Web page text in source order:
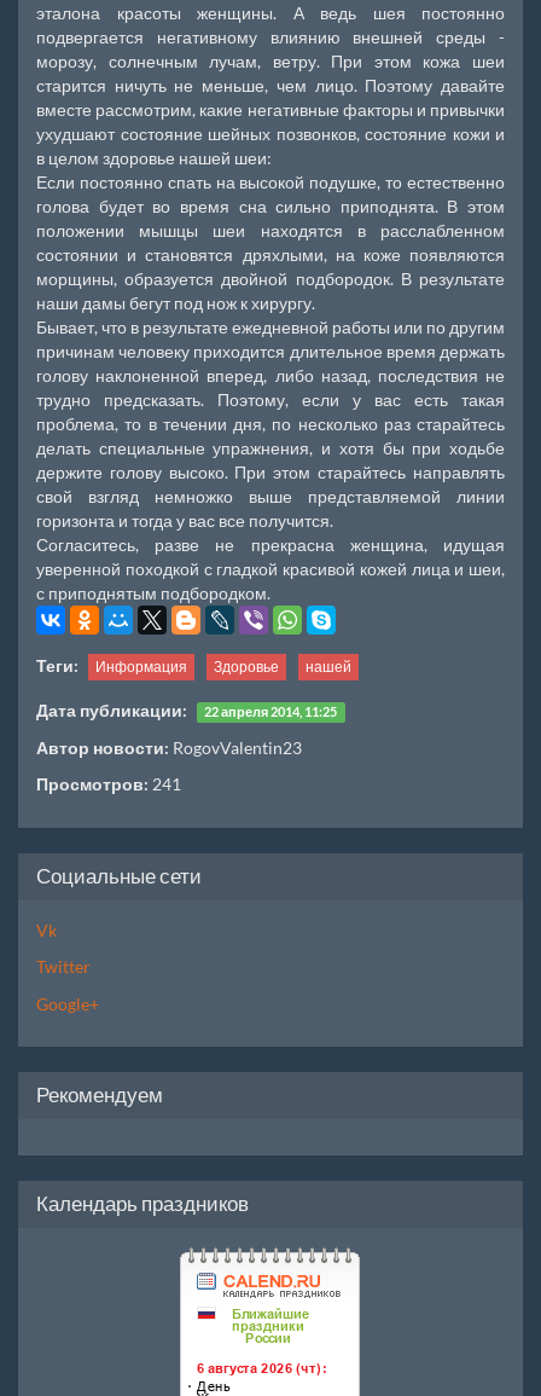
эталона красоты женщины. А ведь шея постоянно
подвергается негативному влиянию внешней среды -
морозу, солнечным лучам, ветру. При этом кожа шеи
старится ничуть не меньше, чем лицо. Поэтому давайте
вместе рассмотрим, какие негативные факторы и привычки
ухудшают состояние шейных позвонков, состояние кожи и
в целом здоровье нашей шеи:
Если постоянно спать на высокой подушке, то естественно
голова будет во время сна сильно приподнята. В этом
положении мышцы шеи находятся в расслабленном
состоянии и становятся дряхлыми, на коже появляются
морщины, образуется двойной подбородок. В результате
наши дамы бегут под нож к хирургу.
Бывает, что в результате ежедневной работы или по другим
причинам человеку приходится длительное время держать
голову наклоненной вперед, либо назад, последствия не
трудно предсказать. Поэтому, если у вас есть такая
проблема, то в течении дня, по несколько раз старайтесь
делать специальные упражнения, и хотя бы при ходьбе
держите голову высоко. При этом старайтесь направлять
свой взгляд немножко выше представляемой линии
горизонта и тогда у вас все получится.
Согласитесь, разве не прекрасна женщина, идущая
уверенной походкой с гладкой красивой кожей лица и шеи,
с приподнятым подбородком.
Теги: Информация Здоровье нашей
Дата публикации: 22 апреля 2014, 11:25
Автор новости: RogovValentin23
Просмотров: 241
Социальные сети
Vk
Twitter
Google+
Рекомендуем
Календарь праздников